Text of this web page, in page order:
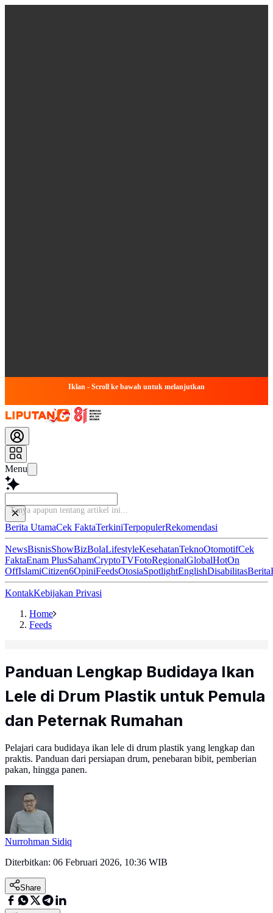
Iklan - Scroll ke bawah untuk melanjutkan
Menu
Bac
Berita UtamaCek FaktaTerkiniTerpopulerRekomendasi
NewsBisnisShowBizBolaLifestyleKesehatanTeknoOtomotifCek
FaktaEnam PlusSahamCryptoTVFotoRegionalGlobalHotOn
OffIslamiCitizen6OpiniFeedsOtosiaSpotlightEnglishDisabilitasBerita
KontakKebijakan Privasi
Home
Feeds
Panduan Lengkap Budidaya Ikan
Lele di Drum Plastik untuk Pemula
dan Peternak Rumahan
Pelajari cara budidaya ikan lele di drum plastik yang lengkap dan
praktis. Panduan dari persiapan drum, penebaran bibit, pemberian
pakan, hingga panen.
Nurrohman Sidiq
Diterbitkan: 06 Februari 2026, 10:36 WIB
Share